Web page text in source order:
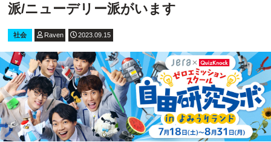
派/ニューデリー派がいます
社会 Raven 2023.09.15